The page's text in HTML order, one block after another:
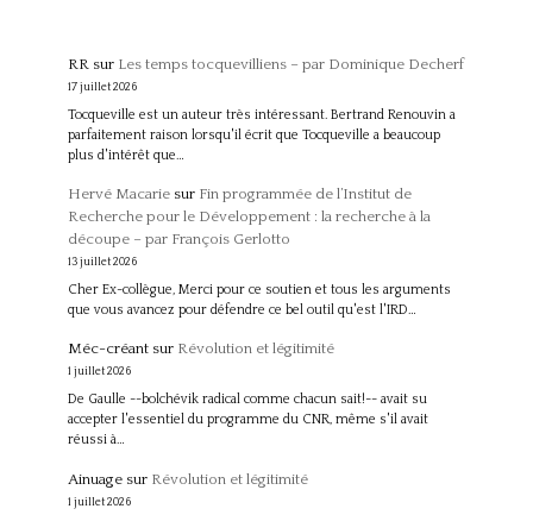
RRsur Les temps tocquevilliens – par Dominique Decherf
17 juillet 2026
Tocqueville est un auteur très intéressant. Bertrand Renouvin a
parfaitement raison lorsqu'il écrit que Tocqueville a beaucoup
plus d'intérêt que…
Hervé Macariesur Fin programmée de l’Institut de
Recherche pour le Développement : la recherche à la
découpe – par François Gerlotto
13 juillet 2026
Cher Ex-collègue, Merci pour ce soutien et tous les arguments
que vous avancez pour défendre ce bel outil qu'est l'IRD…
Méc-créantsur Révolution et légitimité
1 juillet 2026
De Gaulle --bolchévik radical comme chacun sait!-- avait su
accepter l'essentiel du programme du CNR, même s'il avait
réussi à…
Ainuagesur Révolution et légitimité
1 juillet 2026